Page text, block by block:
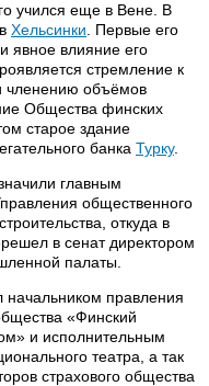
учился еще в Вене. В
Хельсинки . Первые его
явное влияние его
стремление к
членению объёмов
Общества финских
старое здание
банка Турку.
главным
общественного
откуда в
в сенат директором
палаты.
начальником правления
«Финский
и исполнительным
театра, а так
страхового общества